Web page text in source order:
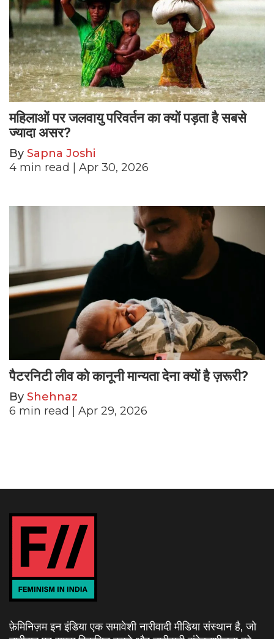
महिलाओं पर जलवायु परिवर्तन का क्यों पड़ता है सबसे
ज्यादा असर?
By Sapna Joshi
4 min read | Apr 30, 2026
पैटरनिटी लीव को कानूनी मान्यता देना क्यों है ज़रूरी?
By Shehnaz
6 min read | Apr 29, 2026
फ़ेमिनिज़म इन इंडिया एक समावेशी नारीवादी मीडिया संस्थान है, जो